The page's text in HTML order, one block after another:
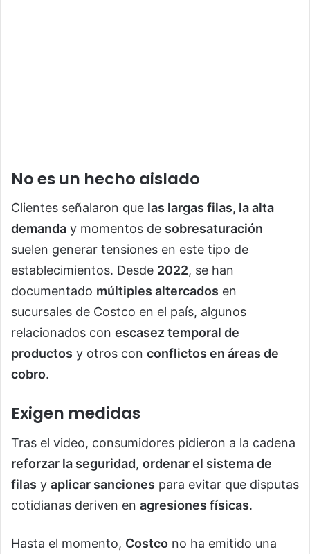
No es un hecho aislado
Clientes señalaron que las largas filas, la alta
demanda y momentos de sobresaturación
suelen generar tensiones en este tipo de
establecimientos. Desde 2022, se han
documentado múltiples altercados en
sucursales de Costco en el país, algunos
relacionados con escasez temporal de
productos y otros con conflictos en áreas de
cobro.
Exigen medidas
Tras el video, consumidores pidieron a la cadena
reforzar la seguridad, ordenar el sistema de
filas y aplicar sanciones para evitar que disputas
cotidianas deriven en agresiones físicas.
Hasta el momento, Costco no ha emitido una